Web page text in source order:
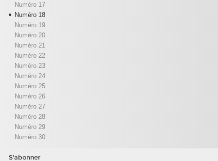
Numéro 17
Numéro 18
Numéro 19
Numéro 20
Numéro 21
Numéro 22
Numéro 23
Numéro 24
Numéro 25
Numéro 26
Numéro 27
Numéro 28
Numéro 29
Numéro 30
S'abonner